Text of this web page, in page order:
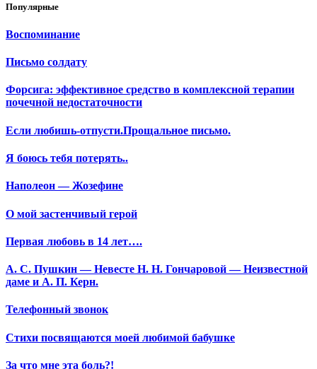
Популярные
Воспоминание
Письмо солдату
Форсига: эффективное средство в комплексной терапии
почечной недостаточности
Если любишь-отпусти.Прощальное письмо.
Я боюсь тебя потерять..
Наполеон — Жозефине
О мой застенчивый герой
Первая любовь в 14 лет….
А. С. Пушкин — Невесте Н. Н. Гончаровой — Неизвестной
даме и А. П. Керн.
Телефонный звонок
Стихи посвящаются моей любимой бабушке
За что мне эта боль?!